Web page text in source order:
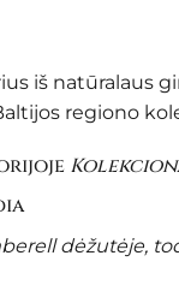
iš natūralaus
regiono
dėžutėje,